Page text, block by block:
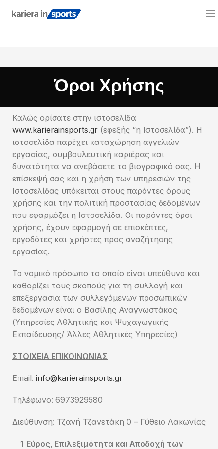
Όροι Χρήσης
Καλώς ορίσατε στην ιστοσελίδα
www.karierainsports.gr (εφεξής “η Ιστοσελίδα”). Η
ιστοσελίδα παρέχει καταχώρηση αγγελιών
εργασίας, συμβουλευτική καριέρας και
δυνατότητα να ανεβάσετε το βιογραφικό σας. Η
επίσκεψή σας και η χρήση των υπηρεσιών της
Ιστοσελίδας υπόκειται στους παρόντες όρους
χρήσης και την πολιτική προστασίας δεδομένων
που εφαρμόζει η Ιστοσελίδα. Οι παρόντες όροι
χρήσης, έχουν εφαρμογή σε επισκέπτες,
εργοδότες και χρήστες προς αναζήτησης
εργασίας.
Το νομικό πρόσωπο το οποίο είναι υπεύθυνο και
καθορίζει τους σκοπούς για τη συλλογή και
επεξεργασία των συλλεγόμενων προσωπικών
δεδομένων είναι ο Βασίλης Αναγνωστάκος
(Υπηρεσίες Αθλητικής και Ψυχαγωγικής
Εκπαίδευσης/ Άλλες Αθλητικές Υπηρεσίες)
ΣΤΟΙΧΕΙΑ ΕΠΙΚΟΙΝΩΝΙΑΣ
Email: info@karierainsports.gr
Τηλέφωνο: 6973929580
Διεύθυνση: Τζανή Τζανετάκη 0 – Γύθειο Λακωνίας
Εύρος, Επιλεξιμότητα και Αποδοχή των